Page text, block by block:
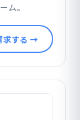
ム。
求する →